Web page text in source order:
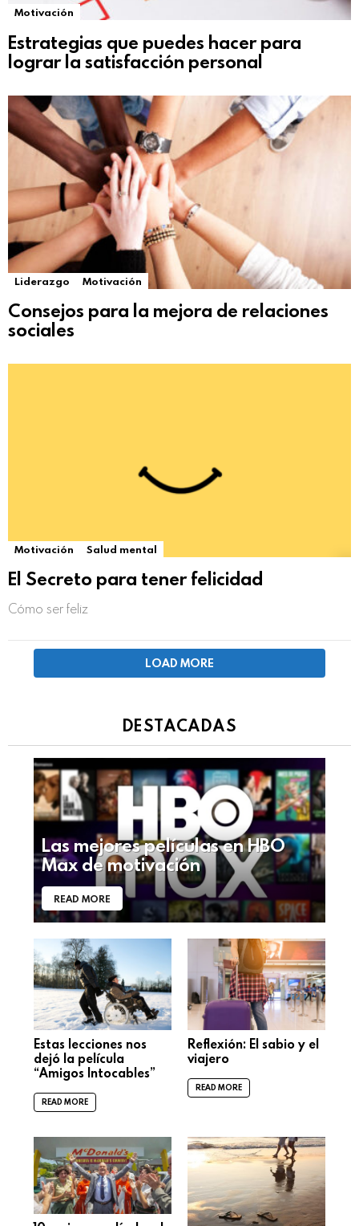
Motivación
Estrategias que puedes hacer para
lograr la satisfacción personal
Liderazgo Motivación
Consejos para la mejora de relaciones
sociales
Motivación Salud mental
El Secreto para tener felicidad
Cómo ser feliz
LOAD MORE
DESTACADAS
Las mejores películas en HBO
Max de motivación
READ MORE
Estas lecciones nos
dejó la película
“Amigos Intocables”
READ MORE
Reflexión: El sabio y el
viajero
READ MORE